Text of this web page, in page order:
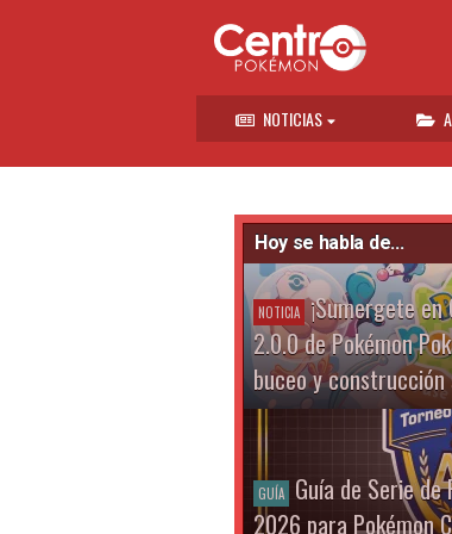
NOTICIAS
Hoy se habla de...
NOTICIA ¡Sumergete en
2.0.0 de Pokémon
buceo y construcción
GUÍA
Guía de Serie
2026 para Pokémon